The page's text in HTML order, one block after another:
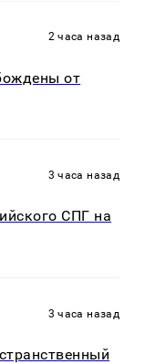
2 часа назад
от
3 часа назад
СПГ на
3 часа назад